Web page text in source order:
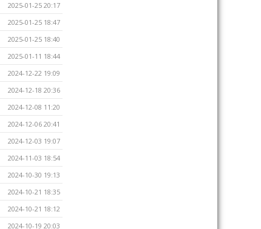
2025-01-25 20:17
2025-01-25 18:47
2025-01-25 18:40
2025-01-11 18:44
2024-12-22 19:09
2024-12-18 20:36
2024-12-08 11:20
2024-12-06 20:41
2024-12-03 19:07
2024-11-03 18:54
2024-10-30 19:13
2024-10-21 18:35
2024-10-21 18:12
2024-10-19 20:03